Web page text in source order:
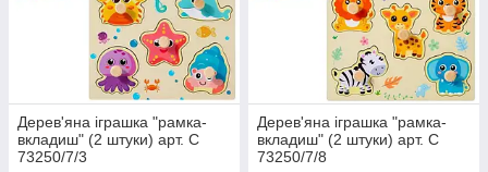
Дерев'яна іграшка "рамка-
вкладиш" (2 штуки) арт. C
73250/7/3
Дерев'яна іграшка "рамка-
вкладиш" (2 штуки) арт. C
73250/7/8